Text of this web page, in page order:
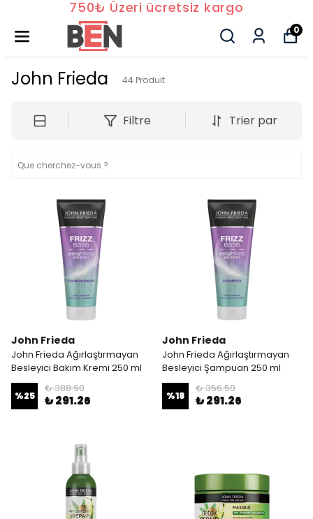
750₺ Üzeri ücretsiz kargo
0
John Frieda 44 Produit
Filtre Trier par
John Frieda
John Frieda Ağırlaştırmayan
Besleyici Bakım Kremi 250 ml
%25
₺ 388.90
₺ 291.26
John Frieda
John Frieda Ağırlaştırmayan
Besleyici Şampuan 250 ml
%18
₺ 356.50
₺ 291.26